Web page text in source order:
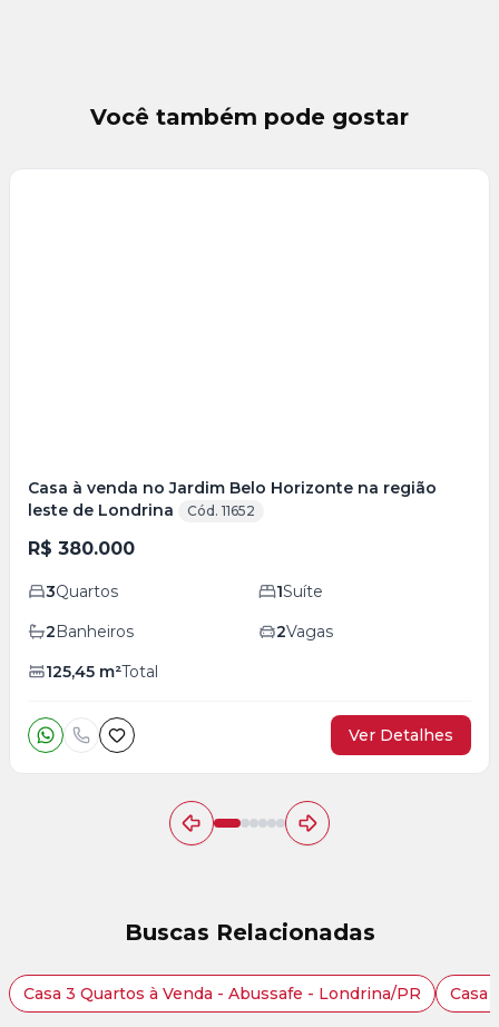
Você também pode gostar
Casa à venda no Jardim Belo Horizonte na região
leste de Londrina
Cód. 11652
R$ 380.000
3Quartos 1Suíte
2Banheiros 2Vagas
125,45 m²Total
Ver Detalhes
Buscas Relacionadas
Casa 3 Quartos à Venda - Abussafe - Londrina/PR Casa